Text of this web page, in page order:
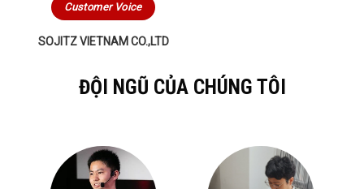
Customer Voice
SOJITZ VIETNAM CO.,LTD
ĐỘI NGŨ CỦA CHÚNG TÔI